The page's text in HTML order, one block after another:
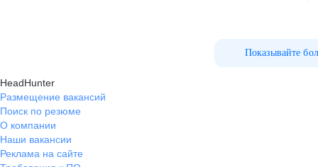
Показывайте
HeadHunter
Размещение вакансий
Поиск по резюме
О компании
Наши вакансии
Реклама на сайте